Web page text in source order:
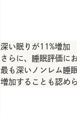
深い眠りが11%増加
さらに、睡眠評価に
最も深いノンレム睡
増加することも認め